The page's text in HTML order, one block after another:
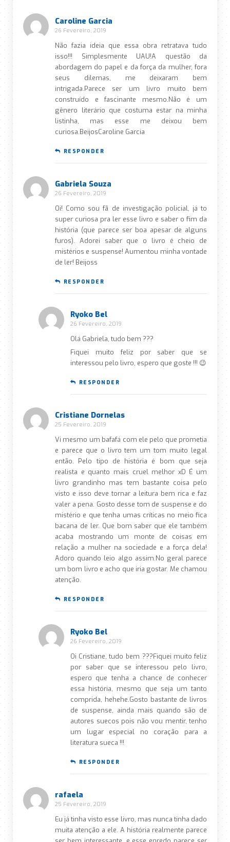
Caroline Garcia
26 Fevereiro, 2019
Não fazia ideia que essa obra retratava tudo
isso!!! Simplesmente UAU!A questão da
abordagem do papel e da força da mulher, fora
seus dilemas, me deixaram bem
intrigada.Parece ser um livro muito bem
construído e fascinante mesmo.Não é um
gênero literário que costuma estar na minha
listinha, mas esse me deixou bem
curiosa.BeijosCaroline Garcia
RESPONDER
Gabriela Souza
26 Fevereiro, 2019
Oi! Como sou fã de investigação policial, já to
super curiosa pra ler esse livro e saber o fim da
história (que parece ser boa apesar de alguns
furos). Adorei saber que o livro é cheio de
mistérios e suspense! Aumentou minha vontade
de ler! Beijoss
RESPONDER
Ryoko Bel
26 Fevereiro, 2019
Olá Gabriela, tudo bem ???
Fiquei muito feliz por saber que se
interessou pelo livro, espero que goste !!! 😉
RESPONDER
Cristiane Dornelas
25 Fevereiro, 2019
Vi mesmo um bafafá com ele pelo que prometia
e parece que o livro tem um tom muito legal
então. Pelo tipo de história é bom que seja
realista e quanto mais cruel melhor xD É um
livro grandinho mas tem bastante coisa pelo
visto e isso deve tornar a leitura bem rica e faz
valer a pena. Gosto desse tom de suspense e do
mistério e que tenha umas críticas no meio fica
bacana de ler. Que bom saber que ele também
acaba mostrando um monte de coisas em
relação a mulher na sociedade e a força dela!
Adoro quando leio algo assim.No geral parece
um bom livro e acho que iria gostar. Me chamou
atenção.
RESPONDER
Ryoko Bel
26 Fevereiro, 2019
Oi Cristiane, tudo bem ???Fiquei muito feliz
por saber que se interessou pelo livro,
espero que tenha a chance de conhecer
essa história, mesmo que seja um tanto
comprida, hehehe.Gosto bastante de livros
de suspense, ainda mais quando são de
autores suecos pois não vou mentir, tenho
um lugar especial no coração para a
literatura sueca !!!
RESPONDER
rafaela
25 Fevereiro, 2019
Eu já tinha visto esse livro, mas nunca tinha dado
muita atenção a ele. A história realmente parece